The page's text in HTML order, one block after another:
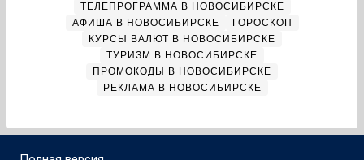
ТЕЛЕПРОГРАММА В НОВОСИБИРСКЕ
АФИША В НОВОСИБИРСКЕ
ГОРОСКОП
КУРСЫ ВАЛЮТ В НОВОСИБИРСКЕ
ТУРИЗМ В НОВОСИБИРСКЕ
ПРОМОКОДЫ В НОВОСИБИРСКЕ
РЕКЛАМА В НОВОСИБИРСКЕ